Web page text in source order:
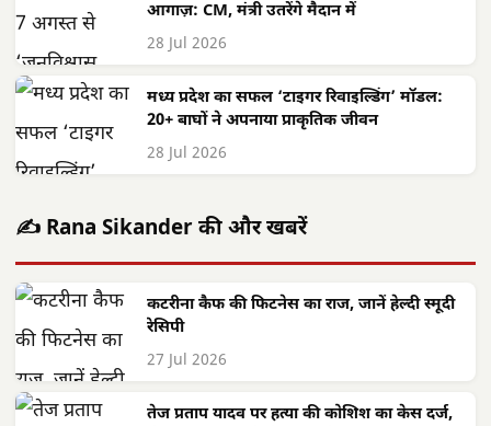
आगाज़: CM, मंत्री उतरेंगे मैदान में
28 Jul 2026
मध्य प्रदेश का सफल ‘टाइगर रिवाइल्डिंग’ मॉडल:
20+ बाघों ने अपनाया प्राकृतिक जीवन
28 Jul 2026
✍️ Rana Sikander की और खबरें
कटरीना कैफ की फिटनेस का राज, जानें हेल्दी स्मूदी
रेसिपी
27 Jul 2026
तेज प्रताप यादव पर हत्या की कोशिश का केस दर्ज,